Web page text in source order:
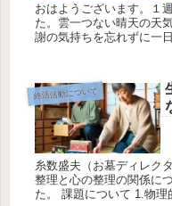
おはようございます。１
た。雲一つない晴天の天
謝の気持ちを忘れずに一
終活活動について
糸数盛夫（お墓ディレク
整理と心の整理の関係に
た。 課題について 1.物理